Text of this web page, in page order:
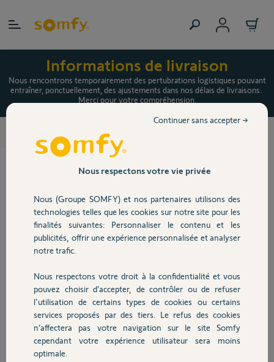
Informations de livraison
Nous rencontrons temporairement des pertubrations logistiques pouvant
entraîner, ponctuellement, des ajustements dans nos délais de livraisons.
Merci pour votre compréhension.
TaHoma switch, packs et accessoires
Personnaliser Pack domotique
maison connectée - Avancé
TaHoma® switch
TaHoma® switch - la box
logement connecté
En savoir plus
100,00 €
Prise connectée Zigbee
Prise connectée Zigbee
En savoir plus
Nous respectons votre vie privée
Nous (Groupe SOMFY) et nos partenaires utilisons des
technologies telles que les cookies sur notre site pour les
finalités suivantes: Personnaliser le contenu et les
publicités, offrir une expérience personnalisée et analyser
notre trafic.
Nous respectons votre droit à la confidentialité et vous
pouvez choisir d’accepter, de contrôler ou de refuser
l'utilisation de certains types de cookies ou certains
services proposés par des tiers. Le refus des cookies
n’affectera pas votre navigation sur le site Somfy
cependant votre expérience utilisateur sera moins
optimale.
Continuer sans accepter →